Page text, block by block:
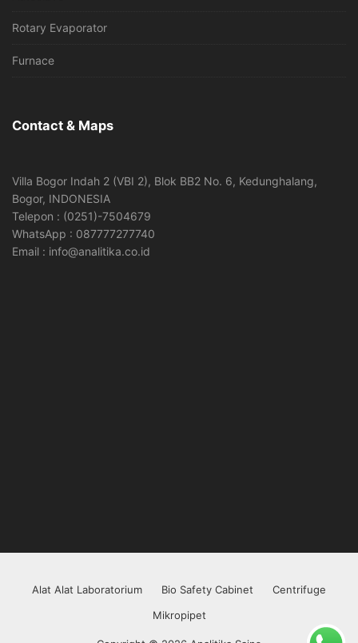
Rotary Evaporator
Furnace
Contact & Maps
Villa Bogor Indah 2 (VBI 2), Blok BB2 No. 6, Kedunghalang,
Bogor, INDONESIA
Telepon : (0251)-7504679
WhatsApp : 087777277740
Email : info@analitika.co.id
Alat Alat Laboratorium Bio Safety Cabinet
Centrifuge
Mikropipet